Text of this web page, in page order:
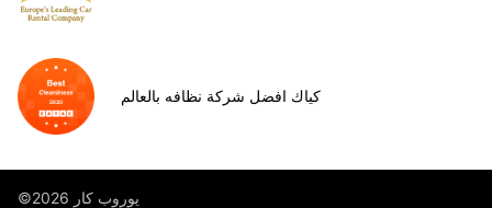
كياك افضل شركة نظافه بالعالم
©يوروب كار 2026